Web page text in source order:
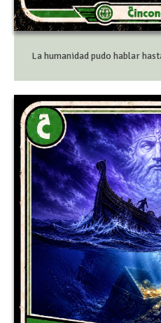
La humanidad pudo hablar